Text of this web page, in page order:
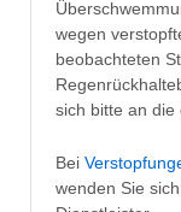
wegen
beobachteten
sich bitte an die
Bei
wenden Sie